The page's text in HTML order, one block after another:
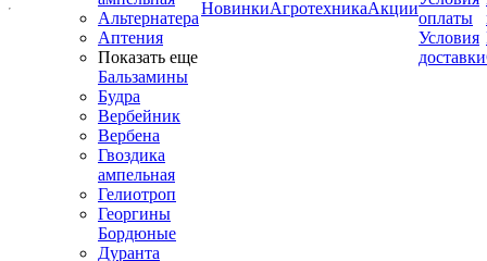
Альтернатера
Аптения
Показать еще
Бальзамины
Будра
Вербейник
Вербена
Гвоздика
ампельная
Гелиотроп
Георгины
Бордюные
Дуранта
НовинкиАгротехникаАкции
оплаты
Условия
доставки